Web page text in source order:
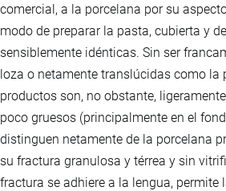
comercial, a la porcelana por su
modo de preparar la pasta, cubierta y
sensiblemente idénticas. Sin ser
loza o netamente translúcidas como la
productos son, no obstante,
poco gruesos (principalmente en el
distinguen netamente de la porcelana
su fractura granulosa y térrea y sin
fractura se adhiere a la lengua, permite